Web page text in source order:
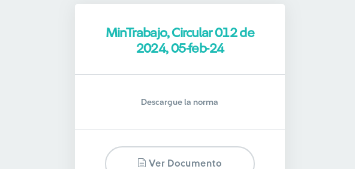
MinTrabajo, Circular 012 de
2024, 05-feb-24
Descargue la norma
Ver Documento